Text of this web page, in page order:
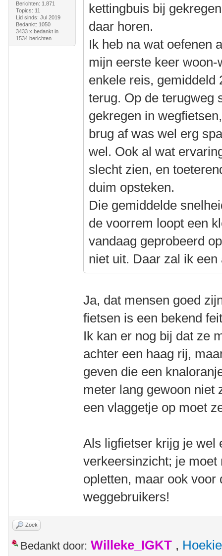
Berichten: 1.871
Topics: 11
Lid sinds: Jul 2019
Bedankt: 1050
3433 x bedankt in
1534 berichten
kettingbuis bij
daar horen.
Ik heb na wat oefenen
mijn eerste keer
enkele reis, gemiddeld
terug. Op de terugweg
gekregen in
brug af was wel erg
wel. Ook al wat
slecht zien, en
duim opsteken.
Die gemiddelde
de voorrem loopt een
vandaag geprobeerd
niet uit. Daar zal ik
Ja, dat mensen goed
fietsen is een bekend
Ik kan er nog bij dat ze
achter een haag rij,
geven die een
meter lang gewoon niet
een vlaggetje op moet
Als ligfietser krijg je wel
verkeersinzicht; je
opletten, maar ook voor
weggebruikers!
Zoek
Bedankt door: Willeke_IGKT , Hoekie